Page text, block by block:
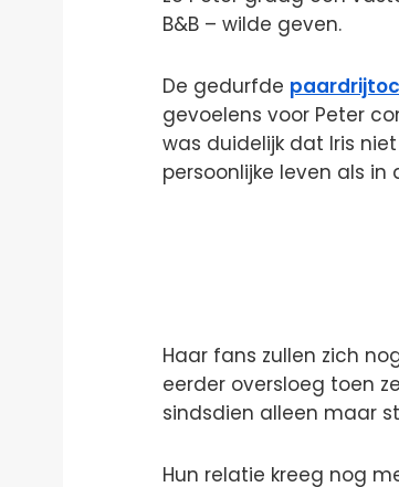
B&B – wilde geven.
De gedurfde
gevoelens voor Peter
was duidelijk dat Iris
persoonlijke leven als in
Haar fans zullen zich
eerder oversloeg toen
sindsdien alleen maar
Hun relatie kreeg nog